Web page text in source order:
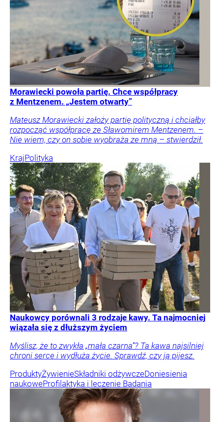
Morawiecki powoła partię. Chce współpracy
z Mentzenem. „Jestem otwarty”
Mateusz Morawiecki założy partię polityczną i chciałby
rozpocząć współpracę ze Sławomirem Mentzenem. –
Nie wiem, czy on sobie wyobraża ze mną – stwierdził.
KrajPolityka
Naukowcy porównali 3 rodzaje kawy. Ta najmocniej
wiązała się z dłuższym życiem
Myślisz, że to zwykła „mała czarna”? Ta kawa najsilniej
chroni serce i wydłuża życie. Sprawdź, czy ją pijesz.
ProduktyŻywienieSkładniki odżywczeDoniesienia
naukoweProfilaktyka i leczenie Badania